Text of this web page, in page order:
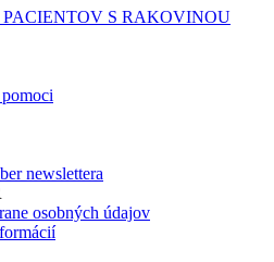
PACIENTOV S RAKOVINOU
newslettera
osobných údajov